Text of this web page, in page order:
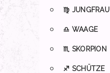
♍ JUNGFRAU
♎ WAAGE
♏ SKORPION
♐ SCHÜTZE